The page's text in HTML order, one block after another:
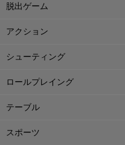
脱出ゲーム
アクション
シューティング
ロールプレイング
テーブル
スポーツ